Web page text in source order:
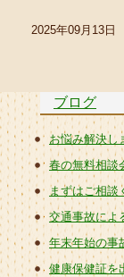
2025年09月13日
ブログ
お悩み解決し
春の無料相談
まずはご相談
交通事故によ
年末年始の事
健康保健証を